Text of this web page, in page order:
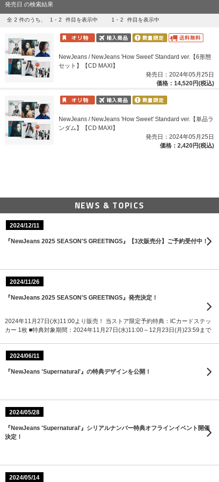
発売日 の検索結果
全 2 件のうち、 1 - 2 件目を表示中 1 - 2 件目を表示中
NewJeans / NewJeans 'How Sweet' Standard ver.【6形態
セット】【CD MAXI】
発売日：2024年05月25日
価格：14,520円(税込)
NewJeans / NewJeans 'How Sweet' Standard ver.【単品ラ
ンダム】【CD MAXI】
発売日：2024年05月25日
価格：2,420円(税込)
NEWS & TOPICS
2024/12/11
『NewJeans 2025 SEASON'S GREETINGS』【3次販売分】ご予約受付中！
2024/11/26
『NewJeans 2025 SEASON'S GREETINGS』発売決定！
2024年11月27日(水)11:00より販売！ 当ストア限定予約特典：ICカードステッ
カー 1枚 ■特典対象期間：2024年11月27日(水)11:00～12月23日(月)23:59まで
2024/06/11
『NewJeans 'Supernatural'』の特典デザインを公開！
2024/05/28
『NewJeans 'Supernatural'』シリアルナンバー特典オフラインイベント開催
決定！
2024/05/14